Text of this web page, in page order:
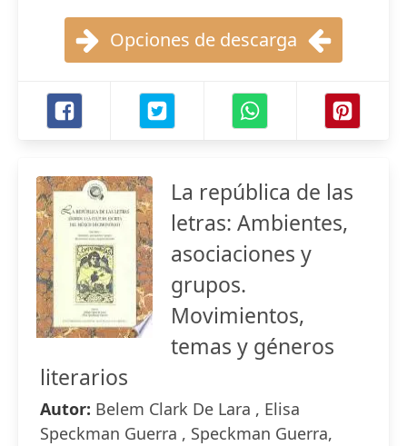
Opciones de descarga
La república de las
letras: Ambientes,
asociaciones y
grupos.
Movimientos,
temas y géneros
literarios
Autor: Belem Clark De Lara , Elisa
Speckman Guerra , Speckman Guerra,